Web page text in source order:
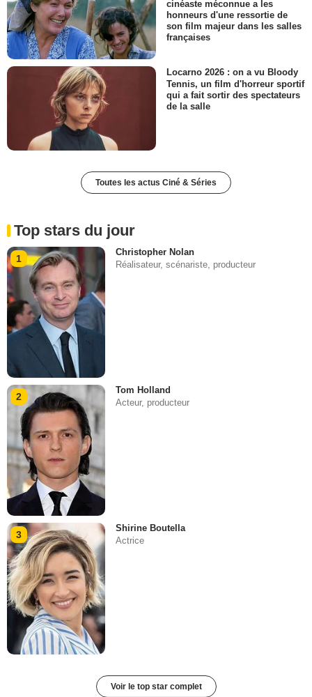
cinéaste méconnue a les
honneurs d'une ressortie de
son film majeur dans les salles
françaises
Locarno 2026 : on a vu Bloody
Tennis, un film d'horreur sportif
qui a fait sortir des spectateurs
de la salle
Toutes les actus Ciné & Séries
Top stars du jour
1
Christopher Nolan
Réalisateur, scénariste, producteur
2
Tom Holland
Acteur, producteur
3
Shirine Boutella
Actrice
Voir le top star complet